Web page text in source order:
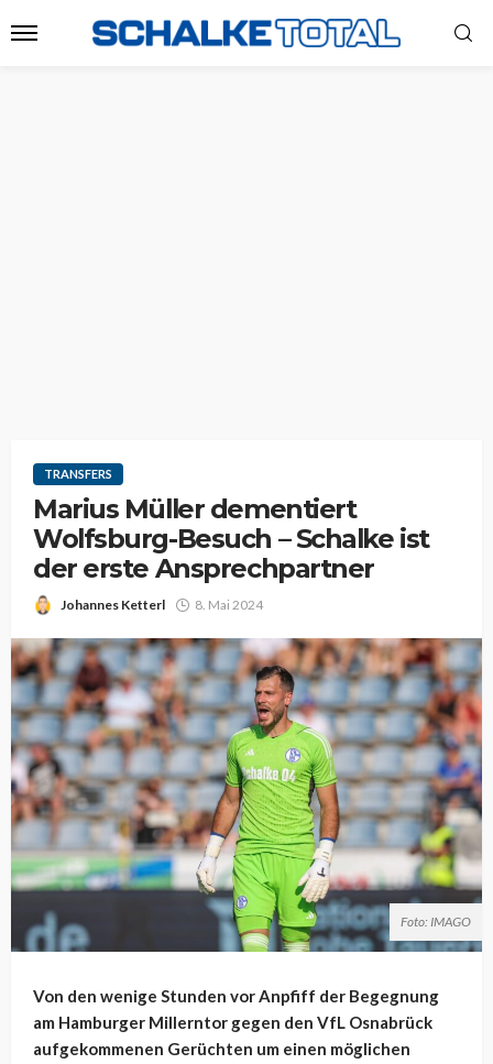
TRANSFERS
Marius Müller dementiert
Wolfsburg-Besuch – Schalke ist
der erste Ansprechpartner
Johannes Ketterl 8. Mai 2024
Foto: IMAGO
Von den wenige Stunden vor Anpfiff der Begegnung
am Hamburger Millerntor gegen den VfL Osnabrück
aufgekommenen Gerüchten um einen möglichen